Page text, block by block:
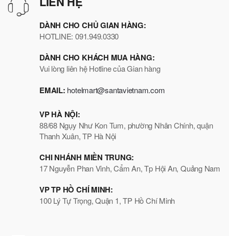
DÀNH CHO CHỦ GIAN HÀNG:
HOTLINE: 091.949.0330
DÀNH CHO KHÁCH MUA HÀNG:
Vui lòng liên hệ Hotline của Gian hàng
EMAIL: hotelmart@santavietnam.com
VP HÀ NỘI:
88/68 Ngụy Như Kon Tum, phường Nhân Chính, quận
Thanh Xuân, TP Hà Nội
CHI NHÁNH MIỀN TRUNG:
17 Nguyễn Phan Vinh, Cẩm An, Tp Hội An, Quảng Nam
VP TP HỒ CHÍ MINH:
100 Lý Tự Trọng, Quận 1, TP Hồ Chí Minh